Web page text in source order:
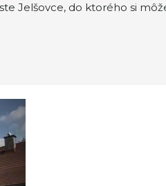
Jelšovce, do ktorého si